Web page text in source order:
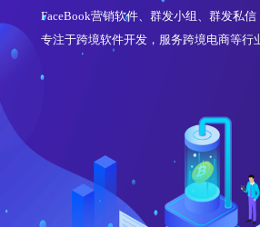
FaceBook营销软件、群发小组、群发私信
专注于跨境软件开发，服务跨境电商等行